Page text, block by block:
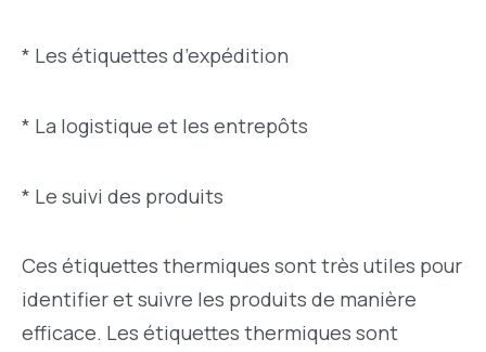
* Les étiquettes d’expédition
* La logistique et les entrepôts
* Le suivi des produits
Ces étiquettes thermiques sont très utiles pour
identifier et suivre les produits de manière
efficace. Les étiquettes thermiques sont